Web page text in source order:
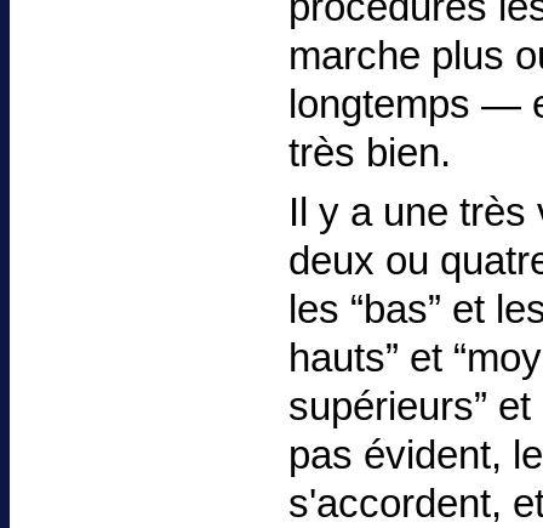
marche plus
longtemps —
très bien.
Il y a une très
deux ou
les “bas” et
hauts” et
supérieurs”
pas évident,
s'accordent,